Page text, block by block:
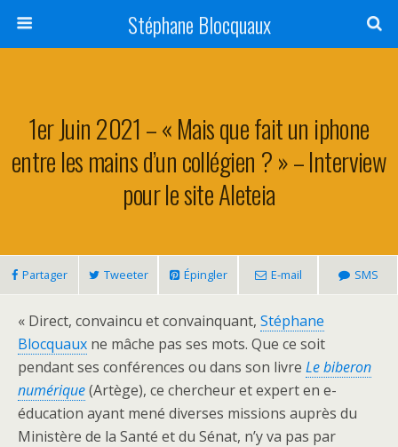
Stéphane Blocquaux
1er Juin 2021 – « Mais que fait un iphone
entre les mains d’un collégien ? » – Interview
pour le site Aleteia
Partager Tweeter Épingler E-mail SMS
« Direct, convaincu et convainquant, Stéphane
Blocquaux ne mâche pas ses mots. Que ce soit
pendant ses conférences ou dans son livre Le biberon
numérique(Artège), ce chercheur et expert en e-
éducation ayant mené diverses missions auprès du
Ministère de la Santé et du Sénat, n’y va pas par